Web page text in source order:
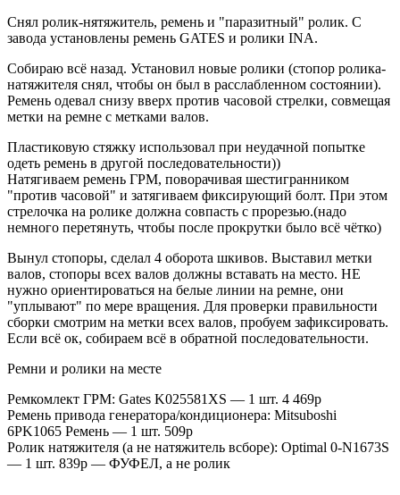
Снял ролик-нятяжитель, ремень и "паразитный" ролик. С
завода установлены ремень GATES и ролики INA.
Собираю всё назад. Установил новые ролики (стопор ролика-
натяжителя снял, чтобы он был в расслабленном состоянии).
Ремень одевал снизу вверх против часовой стрелки, совмещая
метки на ремне с метками валов.
Пластиковую стяжку использовал при неудачной попытке
одеть ремень в другой последовательности))
Натягиваем ремень ГРМ, поворачивая шестигранником
"против часовой" и затягиваем фиксирующий болт. При этом
стрелочка на ролике должна совпасть с прорезью.(надо
немного перетянуть, чтобы после прокрутки было всё чётко)
Вынул стопоры, сделал 4 оборота шкивов. Выставил метки
валов, стопоры всех валов должны вставать на место. НЕ
нужно ориентироваться на белые линии на ремне, они
"уплывают" по мере вращения. Для проверки правильности
сборки смотрим на метки всех валов, пробуем зафиксировать.
Если всё ок, собираем всё в обратной последовательности.
Ремни и ролики на месте
Ремкомлект ГРМ: Gates K025581XS — 1 шт. 4 469р
Ремень привода генератора/кондиционера: Mitsuboshi
6PK1065 Ремень — 1 шт. 509р
Ролик натяжителя (а не натяжитель всборе): Optimal 0-N1673S
— 1 шт. 839р — ФУФЕЛ, а не ролик